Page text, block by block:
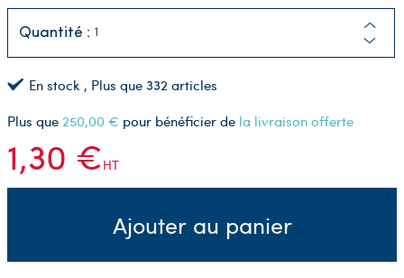
Quantité :
En stock , Plus que 332 articles
Plus que 250,00 € pour bénéficier de la livraison offerte
1,30 €HT
Ajouter au panier